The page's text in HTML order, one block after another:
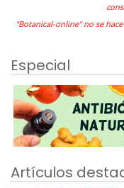
"Botanical-online" no se
Especial
Artículos